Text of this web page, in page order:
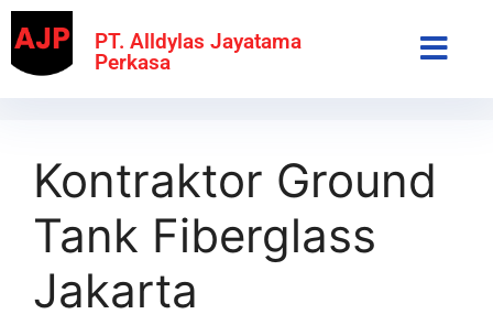
PT. Alldylas Jayatama
Perkasa
Kontraktor Ground
Tank Fiberglass
Jakarta